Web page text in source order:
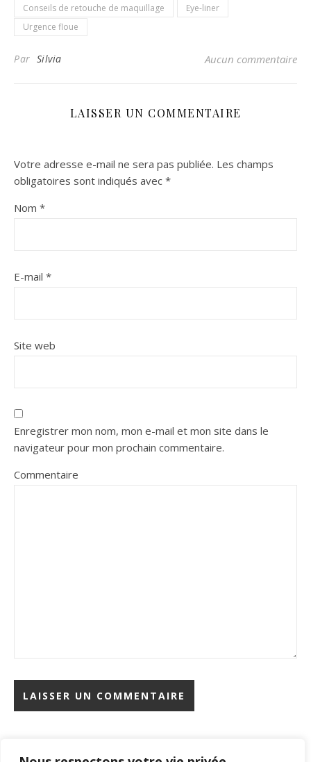
Conseils de retouche de maquillage
Eye-liner
Urgence floue
Par Silvia Aucun commentaire
LAISSER UN COMMENTAIRE
Votre adresse e-mail ne sera pas publiée. Les champs
obligatoires sont indiqués avec *
Nom *
E-mail *
Site web
Enregistrer mon nom, mon e-mail et mon site dans le
navigateur pour mon prochain commentaire.
Commentaire